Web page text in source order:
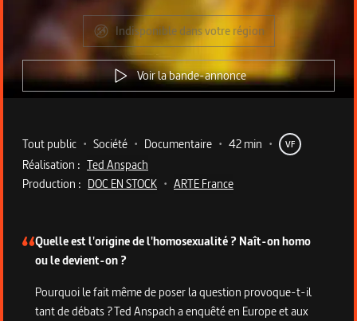
Indisponible dans votre région
Voir la bande-annonce
Metadata du programme
Tout public • Société • Documentaire • 42 min • VF
Réalisation : Ted Anspach
Production : DOC EN STOCK • ARTE France
Quelle est l'origine de l'homosexualité ? Naît-on homo
ou le devient-on ?
Pourquoi le fait même de poser la question provoque-t-il
tant de débats ? Ted Anspach a enquêté en Europe et aux